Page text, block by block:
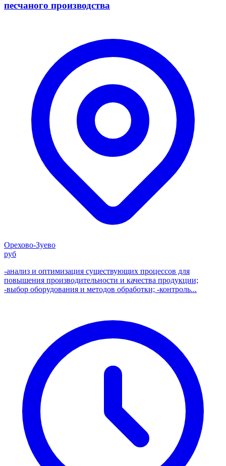
песчаного производства
Орехово-Зуево
руб
-анализ и оптимизация существующих процессов для
повышения производительности и качества продукции;
-выбор оборудования и методов обработки; -контроль...